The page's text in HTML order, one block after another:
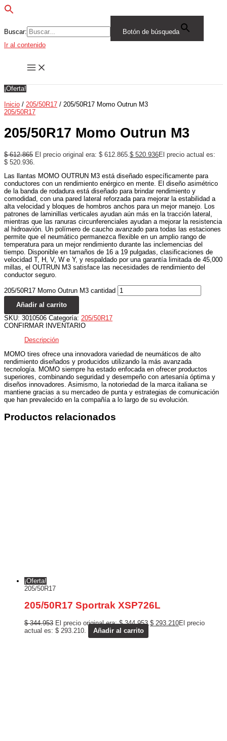
Buscar:
Botón de búsqueda
Ir al contenido
¡Oferta!
Inicio / 205/50R17 / 205/50R17 Momo Outrun M3
205/50R17
205/50R17 Momo Outrun M3
$612.865 El precio original era: $ 612.865. $ 520.936El precio actual es:
$ 520.936.
Las llantas MOMO OUTRUN M3 está diseñado específicamente para
conductores con un rendimiento enérgico en mente. El diseño asimétrico
de la banda de rodadura está diseñado para brindar rendimiento y
comodidad, con una pared lateral reforzada para mejorar la estabilidad a
alta velocidad y bloques de hombros anchos para un mejor manejo. Los
patrones de laminillas verticales ayudan aún más en la tracción lateral,
mientras que las ranuras circunferenciales ayudan a mejorar la resistencia
al hidroavión. Un polímero de caucho avanzado para todas las estaciones
permite que el neumático permanezca flexible en un amplio rango de
temperatura para un mejor rendimiento durante las inclemencias del
tiempo. Disponible en tamaños de 16 a 19 pulgadas, clasificaciones de
velocidad T, H, V, W e Y, y respaldado por una garantía limitada de 45,000
millas, el OUTRUN M3 satisface las necesidades de rendimiento del
conductor seguro.
205/50R17 Momo Outrun M3 cantidad
Añadir al carrito
SKU: 3010506 Categoría: 205/50R17
CONFIRMAR INVENTARIO
Descripción
MOMO tires ofrece una innovadora variedad de neumáticos de alto
rendimiento diseñados y producidos utilizando la más avanzada
tecnología. MOMO siempre ha estado enfocada en ofrecer productos
superiores, combinando seguridad y desempeño con artesanía óptima y
diseños innovadores. Asimismo, la notoriedad de la marca italiana se
mantiene gracias a su mercadeo de punta y estrategias de comunicación
que han prevalecido en la compañía a lo largo de su evolución.
Productos relacionados
¡Oferta!
205/50R17
205/50R17 Sportrak XSP726L
$344.953 El precio original era: $ 344.953.$ 293.210El precio
actual es: $ 293.210.
Añadir al carrito